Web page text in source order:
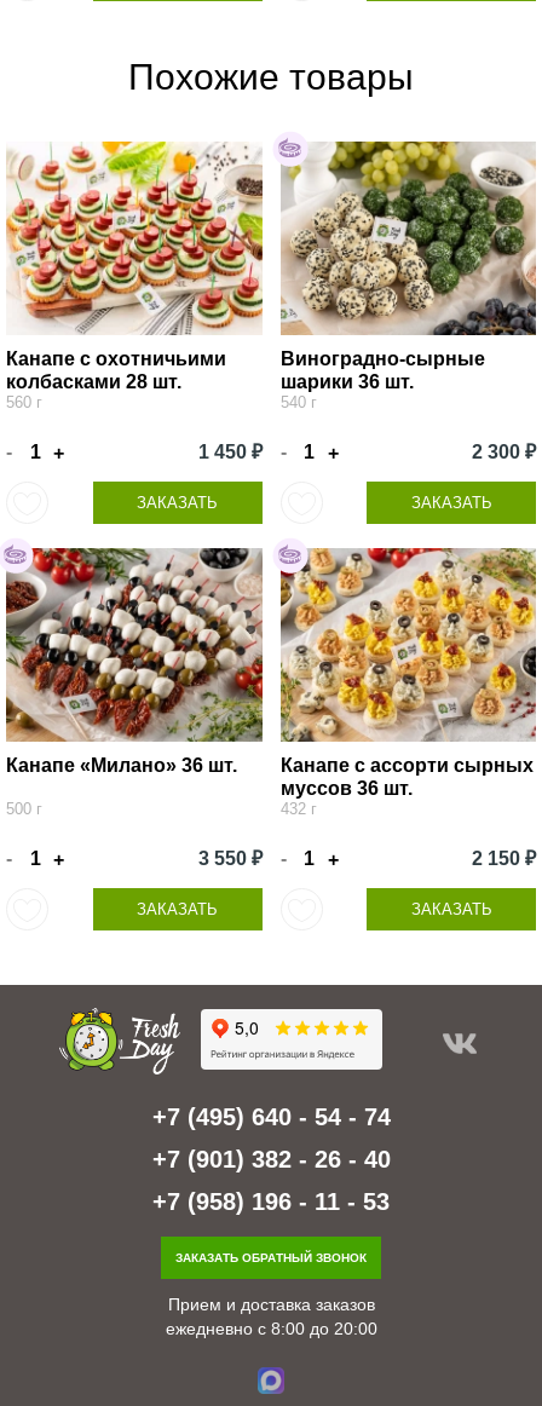
Похожие товары
Канапе с охотничьими
колбасками 28 шт.
560 г
- + 1 450 ₽
ЗАКАЗАТЬ
Виноградно-сырные
шарики 36 шт.
540 г
- + 2 300 ₽
ЗАКАЗАТЬ
Канапе «Милано» 36 шт.
500 г
- + 3 550 ₽
ЗАКАЗАТЬ
Канапе с ассорти сырных
муссов 36 шт.
432 г
- + 2 150 ₽
ЗАКАЗАТЬ
+7 (495) 640 - 54 - 74
+7 (901) 382 - 26 - 40
+7 (958) 196 - 11 - 53
ЗАКАЗАТЬ ОБРАТНЫЙ ЗВОНОК
Прием и доставка заказов
ежедневно с 8:00 до 20:00